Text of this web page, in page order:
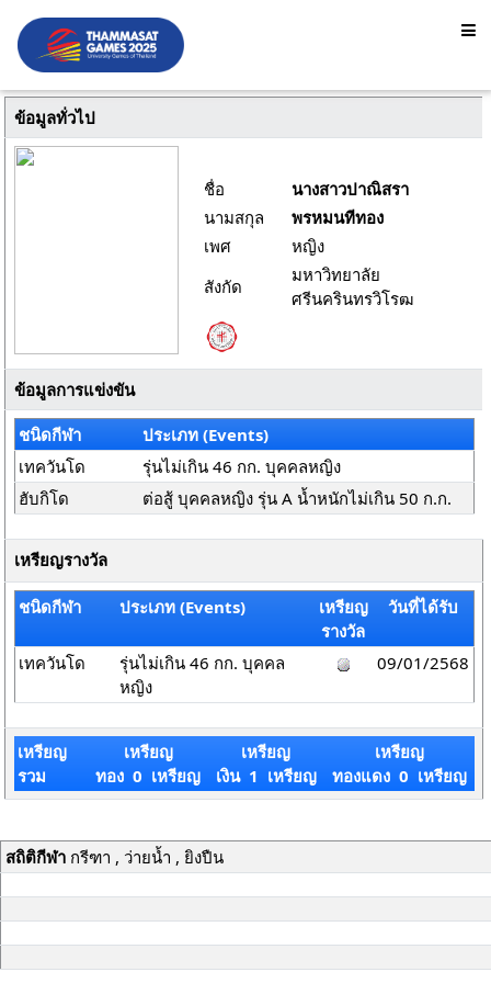
ข้อมูลทั่วไป
ชื่อ
นางสาวปาณิสรา
นามสกุล
พรหมนทีทอง
เพศ
หญิง
สังกัด
มหาวิทยาลัย
ศรีนครินทรวิโรฒ
ข้อมูลการแข่งขัน
ชนิดกีฬา
ประเภท (Events)
เทควันโด
รุ่นไม่เกิน 46 กก. บุคคลหญิง
ฮับกิโด
ต่อสู้ บุคคลหญิง รุ่น A น้ำหนักไม่เกิน 50 ก.ก.
เหรียญรางวัล
ชนิดกีฬา ประเภท (Events)
เหรียญ
รางวัล
วันที่ได้รับ
เทควันโด
รุ่นไม่เกิน 46 กก. บุคคล
หญิง
09/01/2568
เหรียญ
รวม
เหรียญ
ทอง 0 เหรียญ
เหรียญ
เงิน 1 เหรียญ
เหรียญ
ทองแดง 0 เหรียญ
สถิติกีฬากรีฑา , ว่ายน้ำ , ยิงปืน